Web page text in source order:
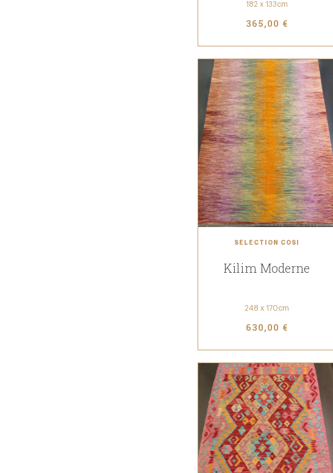
182 x 133cm
365,00 €
SÉLECTION COSI
Kilim Moderne
248 x 170cm
630,00 €